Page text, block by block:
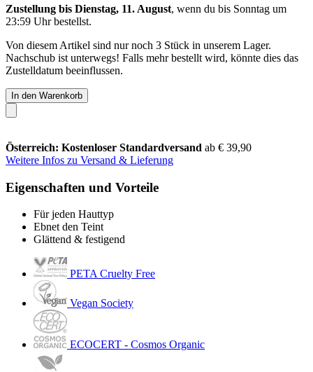
Zustellung bis Dienstag, 11. August, wenn du bis Sonntag um
23:59 Uhrbestellst.
Von diesem Artikel sind nur noch 3 Stück in unserem Lager.
Nachschub ist unterwegs! Falls mehr bestellt wird, könnte dies das
Zustelldatum beeinflussen.
In den Warenkorb
Österreich: Kostenloser Standardversand ab € 39,90
Weitere Infos zu Versand & Lieferung
Eigenschaften und Vorteile
Für jeden Hauttyp
Ebnet den Teint
Glättend & festigend
PETA Cruelty Free
Vegan Society
ECOCERT - Cosmos Organic